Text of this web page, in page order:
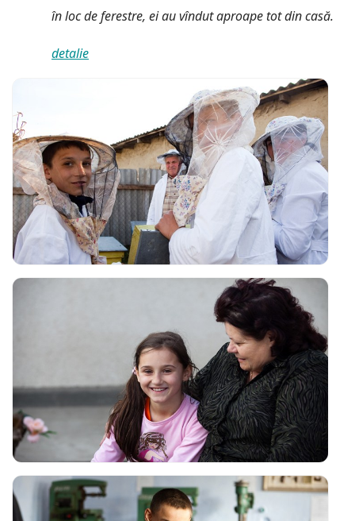
în loc de ferestre, ei au vîndut aproape tot din casă.
detalie